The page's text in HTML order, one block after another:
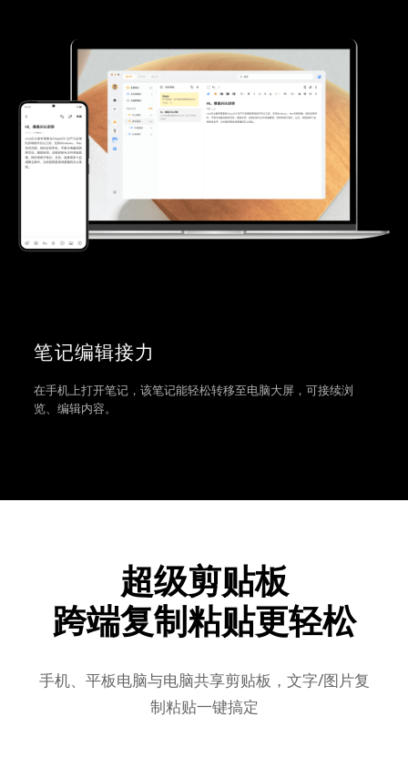
笔记编辑接力
在手机上打开笔记，该笔记能轻松转移至电脑大屏，可接续浏
览、编辑内容。
超级剪贴板
跨端复制粘贴更轻松
手机、平板电脑与电脑共享剪贴板，文字/图片复
制粘贴一键搞定